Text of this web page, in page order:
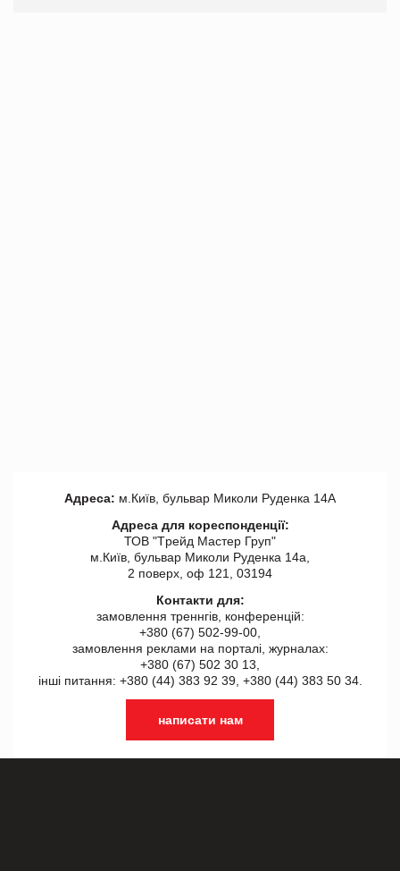
Адреса: м.Київ, бульвар Миколи Руденка 14А
Адреса для кореспонденції:
ТОВ "Tрейд Мастер Груп"
м.Київ, бульвар Миколи Руденка 14а,
2 поверх, оф 121, 03194
Контакти для:
замовлення треннгів, конференцій:
+380 (67) 502-99-00,
замовлення реклами на порталі, журналах:
+380 (67) 502 30 13,
інші питання: +380 (44) 383 92 39, +380 (44) 383 50 34.
написати нам